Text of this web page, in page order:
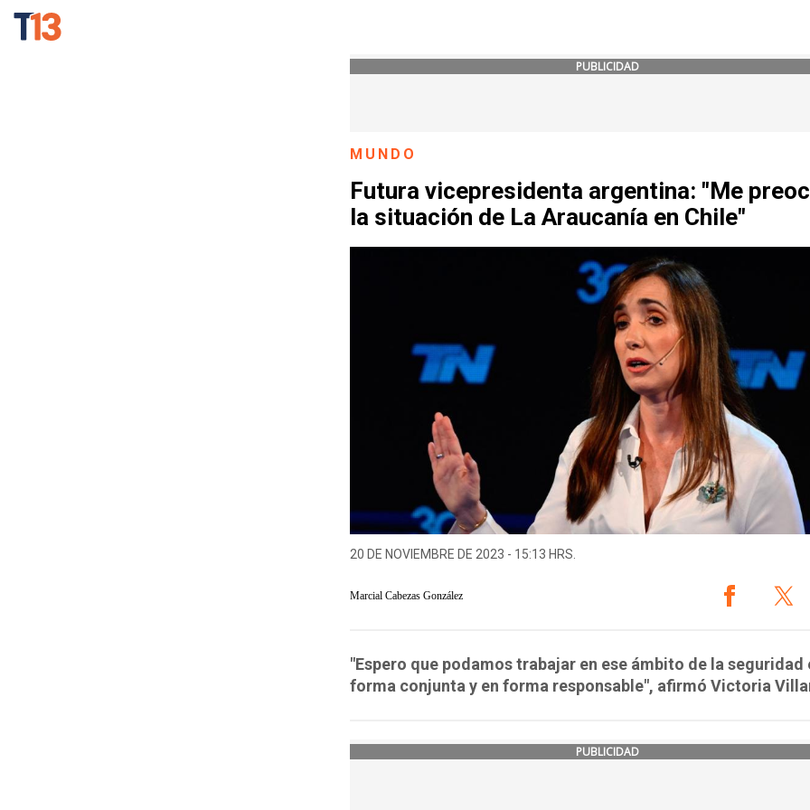
PUBLICIDAD
MUNDO
Futura vicepresidenta argentina: "Me
la situación de La Araucanía en Chile"
20 DE NOVIEMBRE DE 2023 - 15:13 HRS.
Marcial Cabezas González
"Espero que podamos trabajar en ese ámbito de la seguridad
forma conjunta y en forma responsable", afirmó Victoria
PUBLICIDAD